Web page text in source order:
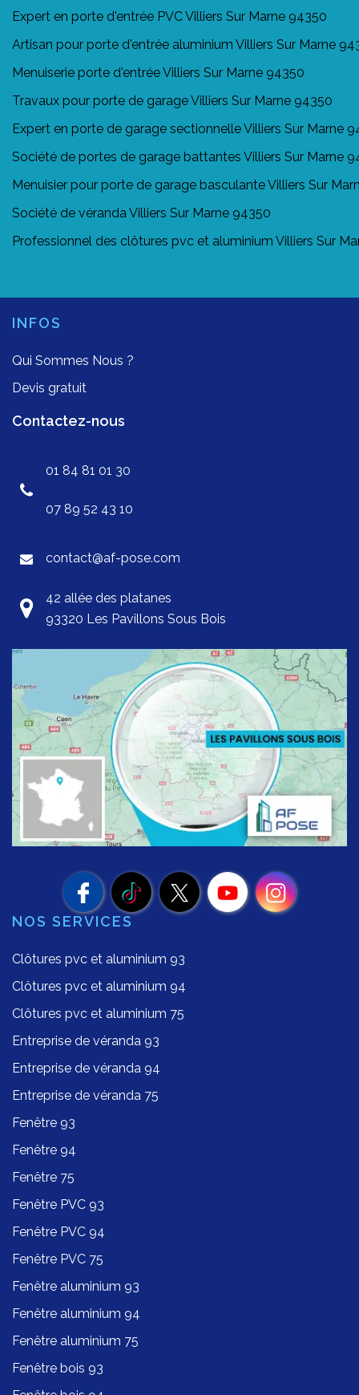
Expert en porte d'entrée PVC Villiers Sur Marne 94350
Artisan pour porte d'entrée aluminium Villiers Sur Marne
Menuiserie porte d'entrée Villiers Sur Marne 94350
Travaux pour porte de garage Villiers Sur Marne 94350
Expert en porte de garage sectionnelle Villiers Sur Marne
Société de portes de garage battantes Villiers Sur Marne
Menuisier pour porte de garage basculante Villiers Sur
Société de véranda Villiers Sur Marne 94350
Professionnel des clôtures pvc et aluminium Villiers Sur
INFOS
Qui Sommes Nous ?
Devis gratuit
Contactez-nous
01 84 81 01 30
07 89 52 43 10
contact@af-pose.com
42 allée des platanes
93320 Les Pavillons Sous Bois
NOS SERVICES
Clôtures pvc et aluminium 93
Clôtures pvc et aluminium 94
Clôtures pvc et aluminium 75
Entreprise de véranda 93
Entreprise de véranda 94
Entreprise de véranda 75
Fenêtre 93
Fenêtre 94
Fenêtre 75
Fenêtre PVC 93
Fenêtre PVC 94
Fenêtre PVC 75
Fenêtre aluminium 93
Fenêtre aluminium 94
Fenêtre aluminium 75
Fenêtre bois 93